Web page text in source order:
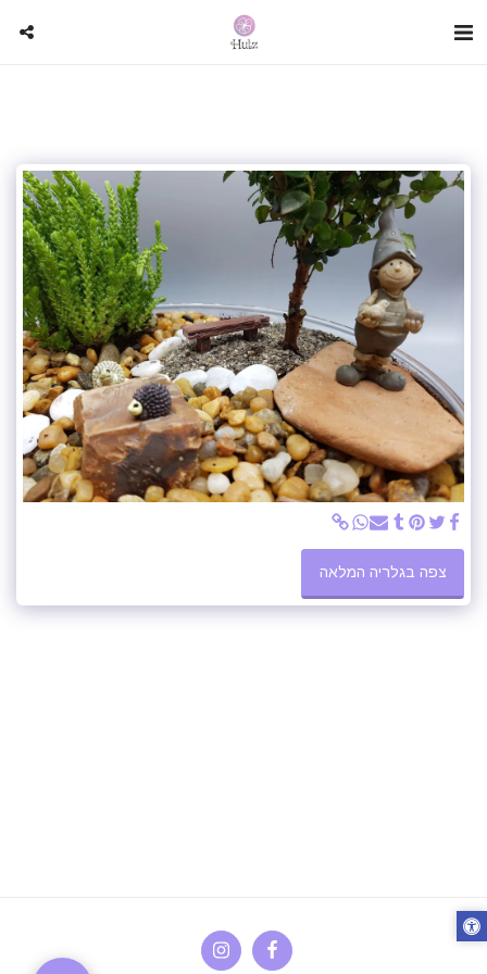
צפה בגלריה המלאה